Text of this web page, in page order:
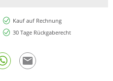
Kauf auf Rechnung
30 Tage Rückgaberecht